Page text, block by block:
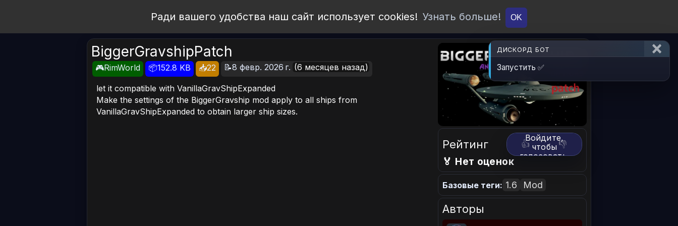
Ради вашего удобства наш сайт использует cookies! Узнать больше! OK
BiggerGravshipPatch
🎮RimWorld 📦152.8 KB 📥22 📝8 февр. 2026 г. (6 месяцев назад)
let it compatible with VanillaGravShipExpanded
Make the settings of the BiggerGravship mod apply to all ships from
VanillaGravShipExpanded to obtain larger ship sizes.
Рейтинг 👍 👎
Войдите,
чтобы
голосовать.
🏅 Нет оценок
Базовые теги: 1.6 Mod
Авторы
ДИСКОРД БОТ
Запустить ✅